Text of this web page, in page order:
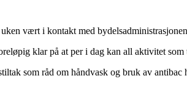
vært i kontakt med
klar på at per i dag kan all aktivitet
som råd om håndvask og bruk av antibac